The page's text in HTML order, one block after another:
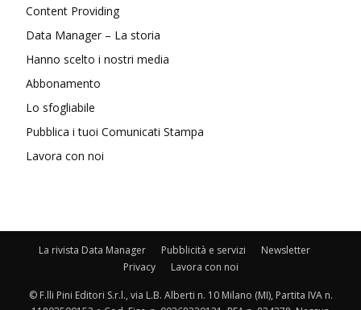
Content Providing
Data Manager – La storia
Hanno scelto i nostri media
Abbonamento
Lo sfogliabile
Pubblica i tuoi Comunicati Stampa
Lavora con noi
La rivista Data Manager Pubblicità e servizi
Newsletter
Privacy
Lavora con noi
© F.lli Pini Editori S.r.l., via L.B. Alberti n. 10 Milano (MI), Partita IVA n.